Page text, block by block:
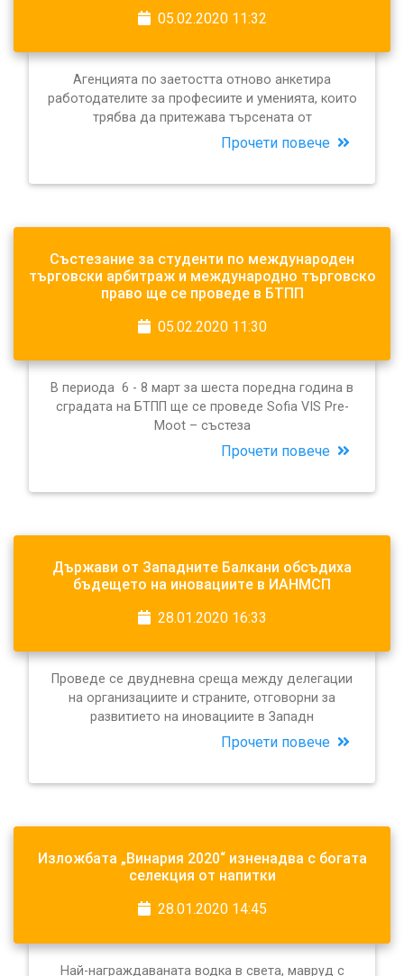
05.02.2020 11:32
Агенцията по заетостта отново анкетира
работодателите за професиите и уменията, които
трябва да притежава търсената от
Прочети повече
Състезание за студенти по международен
търговски арбитраж и международно търговско
право ще се проведе в БТПП
05.02.2020 11:30
В периода 6 - 8 март за шеста поредна година в
сградата на БТПП ще се проведе Sofia VIS Pre-
Moot – състеза
Прочети повече
Държави от Западните Балкани обсъдиха
бъдещето на иновациите в ИАНМСП
28.01.2020 16:33
Проведе се двудневна среща между делегации
на организациите и страните, отговорни за
развитието на иновациите в Западн
Прочети повече
Изложбата „Винария 2020“ изненадва с богата
селекция от напитки
28.01.2020 14:45
Най-награждаваната водка в света, мавруд с